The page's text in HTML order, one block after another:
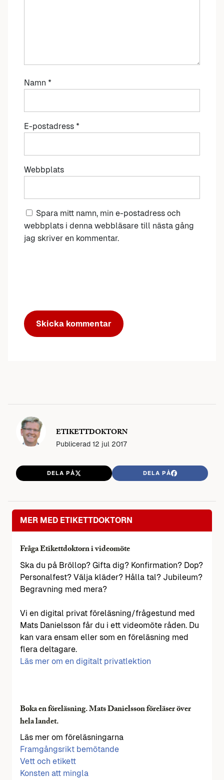
Namn *
E-postadress *
Webbplats
Spara mitt namn, min e-postadress och
webbplats i denna webbläsare till nästa gång
jag skriver en kommentar.
ETIKETTDOKTORN
Publicerad 12 jul 2017
DELA PÅ DELA PÅ
MER MED ETIKETTDOKTORN
Fråga Etikettdoktorn i videomöte
Ska du på Bröllop? Gifta dig? Konfirmation? Dop?
Personalfest? Välja kläder? Hålla tal? Jubileum?
Begravning med mera?
Vi en digital privat föreläsning/frågestund med
Mats Danielsson får du i ett videomöte råden. Du
kan vara ensam eller som en föreläsning med
flera deltagare.
Läs mer om en digitalt privatlektion
Boka en föreläsning. Mats Danielsson föreläser över
hela landet.
Läs mer om föreläsningarna
Framgångsrikt bemötande
Vett och etikett
Konsten att mingla